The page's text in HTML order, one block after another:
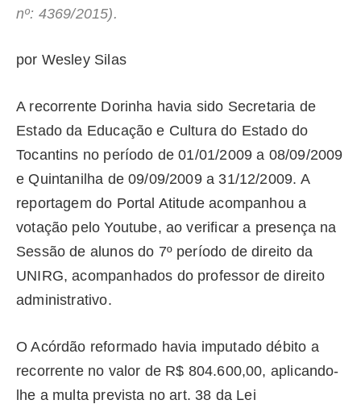
nº: 4369/2015).
por Wesley Silas
A recorrente Dorinha havia sido Secretaria de
Estado da Educação e Cultura do Estado do
Tocantins no período de 01/01/2009 a 08/09/2009
e Quintanilha de 09/09/2009 a 31/12/2009. A
reportagem do Portal Atitude acompanhou a
votação pelo Youtube, ao verificar a presença na
Sessão de alunos do 7º período de direito da
UNIRG, acompanhados do professor de direito
administrativo.
O Acórdão reformado havia imputado débito a
recorrente no valor de R$ 804.600,00, aplicando-
lhe a multa prevista no art. 38 da Lei